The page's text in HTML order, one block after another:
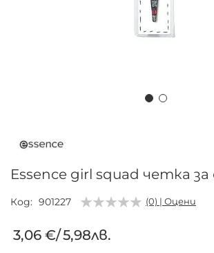
началото
галерия
със
Essence girl squad четка за
Код 901227 (0) | Оцени
3,06 €/5,98лв.